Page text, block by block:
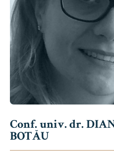
Conf. univ. dr.
BOTĂU